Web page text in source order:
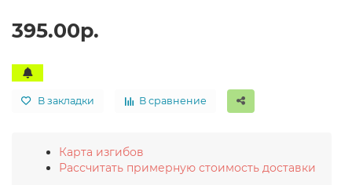
395.00р.
В закладки В сравнение
Карта изгибов
Рассчитать примерную стоимость доставки